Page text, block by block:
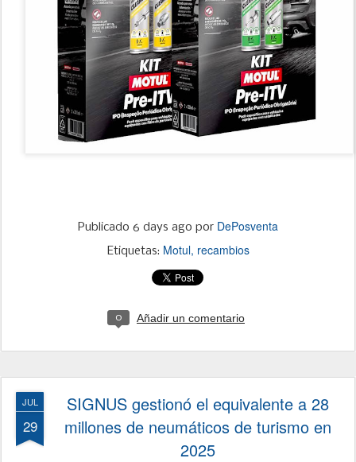
Publicado 6 days ago por DePosventa
Etiquetas: Motul recambios
0 Añadir un comentario
JUL
29
SIGNUS gestionó el equivalente a 28
millones de neumáticos de turismo en
2025